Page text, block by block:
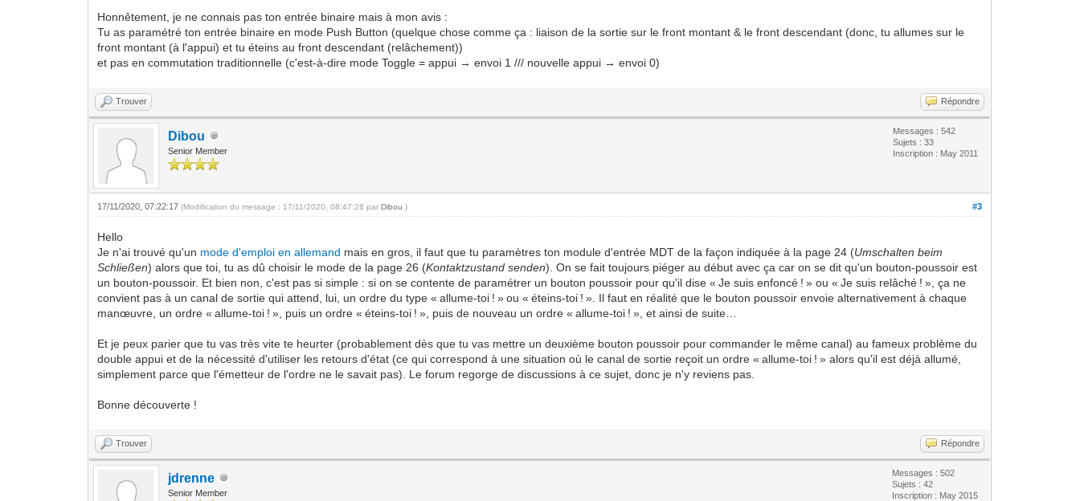
Honnêtement, je ne connais pas ton entrée binaire mais à mon avis :
Tu as paramétré ton entrée binaire en mode Push Button (quelque chose comme ça : liaison de la sortie sur le front montant & le front descendant (donc, tu allumes sur le
front montant (à l'appui) et tu éteins au front descendant (relâchement))
et pas en commutation traditionnelle (c'est-à-dire mode Toggle = appui → envoi 1 /// nouvelle appui → envoi 0)
Trouver Répondre
Dibou
Senior Member
Messages : 542
Sujets : 33
Inscription : May 2011
#3
17/11/2020, 07:22:17(Modification du message : 17/11/2020, 08:47:28 parDibou .)
Hello
Je n'ai trouvé qu'un mode d'emploi en allemand mais en gros, il faut que tu paramètres ton module d'entrée MDT de la façon indiquée à la page 24 (Umschalten beim
Schließen) alors que toi, tu as dû choisir le mode de la page 26 (Kontaktzustand senden). On se fait toujours piéger au début avec ça car on se dit qu'un bouton-poussoir est
un bouton-poussoir. Et bien non, c'est pas si simple : si on se contente de paramétrer un bouton poussoir pour qu'il dise « Je suis enfoncé ! » ou « Je suis relâché ! », ça ne
convient pas à un canal de sortie qui attend, lui, un ordre du type « allume-toi ! » ou « éteins-toi ! ». Il faut en réalité que le bouton poussoir envoie alternativement à chaque
manœuvre, un ordre « allume-toi ! », puis un ordre « éteins-toi ! », puis de nouveau un ordre « allume-toi ! », et ainsi de suite…
Et je peux parier que tu vas très vite te heurter (probablement dès que tu vas mettre un deuxième bouton poussoir pour commander le même canal) au fameux problème du
double appui et de la nécessité d'utiliser les retours d'état (ce qui correspond à une situation où le canal de sortie reçoit un ordre « allume-toi ! » alors qu'il est déjà allumé,
simplement parce que l'émetteur de l'ordre ne le savait pas). Le forum regorge de discussions à ce sujet, donc je n'y reviens pas.
Bonne découverte !
Trouver Répondre
jdrenne
Senior Member
Messages : 502
Sujets : 42
Inscription : May 2015